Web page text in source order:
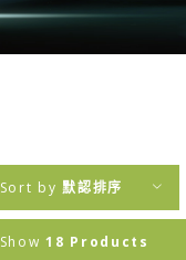
Sort by默認排序
Show 18 Products